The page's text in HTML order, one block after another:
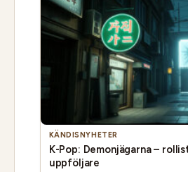
KÄNDISNYHETER
K-Pop: Demonjägarna –
uppföljare